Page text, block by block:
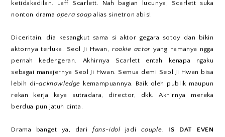
ketidakadilan. Laff Scarlett. Nah bagian lucunya, Scarlett suka
nonton drama opera soap alias sinetron abis!
Diceritain, dia kesangkut sama si aktor gegara sotoy dan bikin
aktornya terluka. Seol Ji Hwan, rookie actor yang namanya ngga
pernah kedengeran. Akhirnya Scarlett entah kenapa ngaku
sebagai manajernya Seol Ji Hwan. Semua demi Seol Ji Hwan bisa
lebih di-acknowledge kemampuannya. Baik oleh publik maupun
rekan kerja kaya sutradara, director, dkk. Akhirnya mereka
berdua pun jatuh cinta.
Drama banget ya, dari fans-idol jadi couple.
IS DAT EVEN